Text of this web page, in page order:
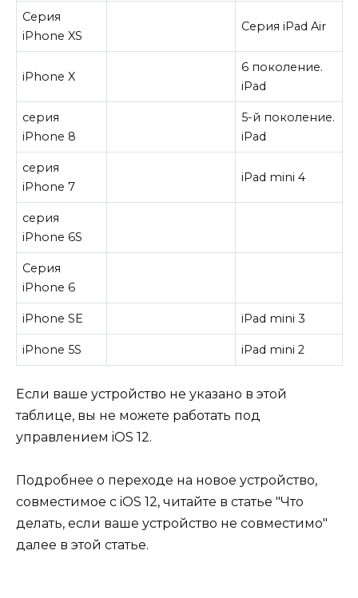
Серия
iPhone XS
Серия iPad Air
iPhone X
6 поколение.
iPad
серия
iPhone 8
5-й поколение.
iPad
серия
iPhone 7
iPad mini 4
серия
iPhone 6S
Серия
iPhone 6
iPhone SE iPad mini 3
iPhone 5S iPad mini 2
Если ваше устройство не указано в этой
таблице, вы не можете работать под
управлением iOS 12.
Подробнее о переходе на новое устройство,
совместимое с iOS 12, читайте в статье "Что
делать, если ваше устройство не совместимо"
далее в этой статье.